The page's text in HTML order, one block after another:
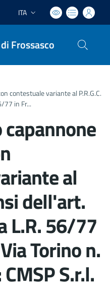
Lingua attiva:
ITA
Frossasco
contestuale variante al P.R.G.C.
77 in Fr...
al
dell'art.
L.R. 56/77
Torino n.
S.r.l.